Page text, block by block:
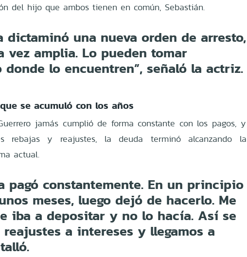
del hijo que ambos tienen en común, Sebastián.
dictaminó una nueva orden de arresto,
vez amplia. Lo pueden tomar
lo encuentren”, señaló la actriz.
se acumuló con los años
jamás cumplió de forma constante con los pagos, y
rebajas y reajustes, la deuda terminó alcanzando la
actual.
pagó constantemente. En un principio
meses, luego dejó de hacerlo. Me
iba a depositar y no lo hacía. Así se
a intereses y llegamos a